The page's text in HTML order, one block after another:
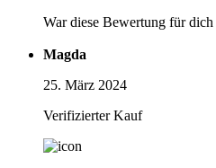
War diese Bewertung für
Magda
25. März 2024
Verifizierter Kauf